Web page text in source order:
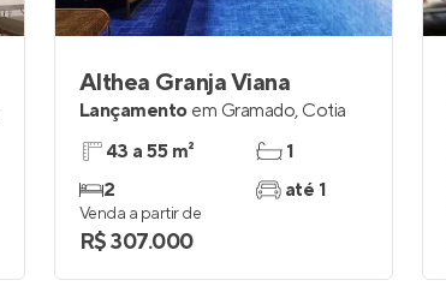
Althea Granja Viana
Lançamento em Gramado, Cotia
43 a 55 m²
2
1
até 1
Venda a partir de
R$ 307.000